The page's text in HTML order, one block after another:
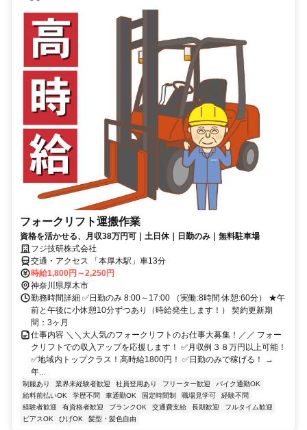
フォークリフト運搬作業
資格を活かせる、月収38万円可｜土日休｜日勤のみ｜無料駐車場
フジ技研株式会社
交通・アクセス 「本厚木駅」車13分
時給1,800円～2,250円
神奈川県厚木市
勤務時間詳細 ✅日勤のみ 8:00～17:00 （実働:8時間 休憩:60分） ★午
前と午後に小休憩10分ずつあり（時給発生します！） 契約更新期
間：3ヶ月
仕事内容 ＼＼大人気のフォークリフトのお仕事大募集！／／ フォー
クリフトでの収入アップを応援します！ ✅月収例３８万円以上可能！
✅地域内トップクラス！高時給1800円！ ✅日勤のみで稼げる！ →
年...
制服あり 業界未経験者歓迎 社員登用あり フリーター歓迎
バイク通勤OK
給料前払いOK
学歴不問 車通勤OK 固定時間制 職場見学可
経験不問
経験者歓迎
有資格者歓迎 ブランクOK 交通費支給 長期歓迎
フルタイム歓迎
ピアスOK
ひげOK 髪型・髪色自由